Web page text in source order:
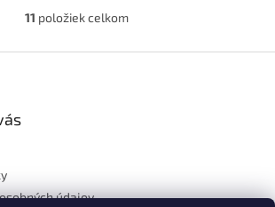
O
l
r
11 položiek celkom
údajov